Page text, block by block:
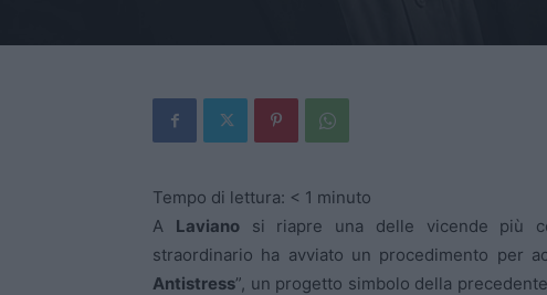
Tempo di lettura: < 1 minuto
A Lavianosi riapre una delle vicende più
straordinario ha avviato un procedimento per
Antistress”, un progetto simbolo della